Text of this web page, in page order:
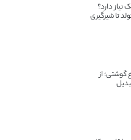
دارد؟
تا شیرگیری
گوشتی؛ از